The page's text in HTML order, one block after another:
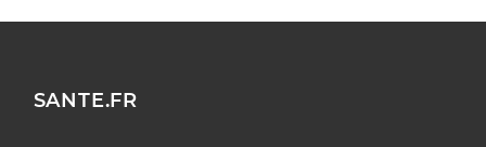
SANTE.FR